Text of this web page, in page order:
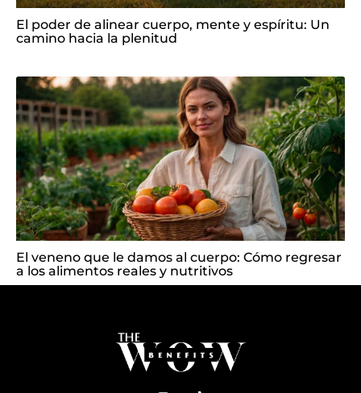
El poder de alinear cuerpo, mente y espíritu: Un
camino hacia la plenitud
El veneno que le damos al cuerpo: Cómo regresar
a los alimentos reales y nutritivos